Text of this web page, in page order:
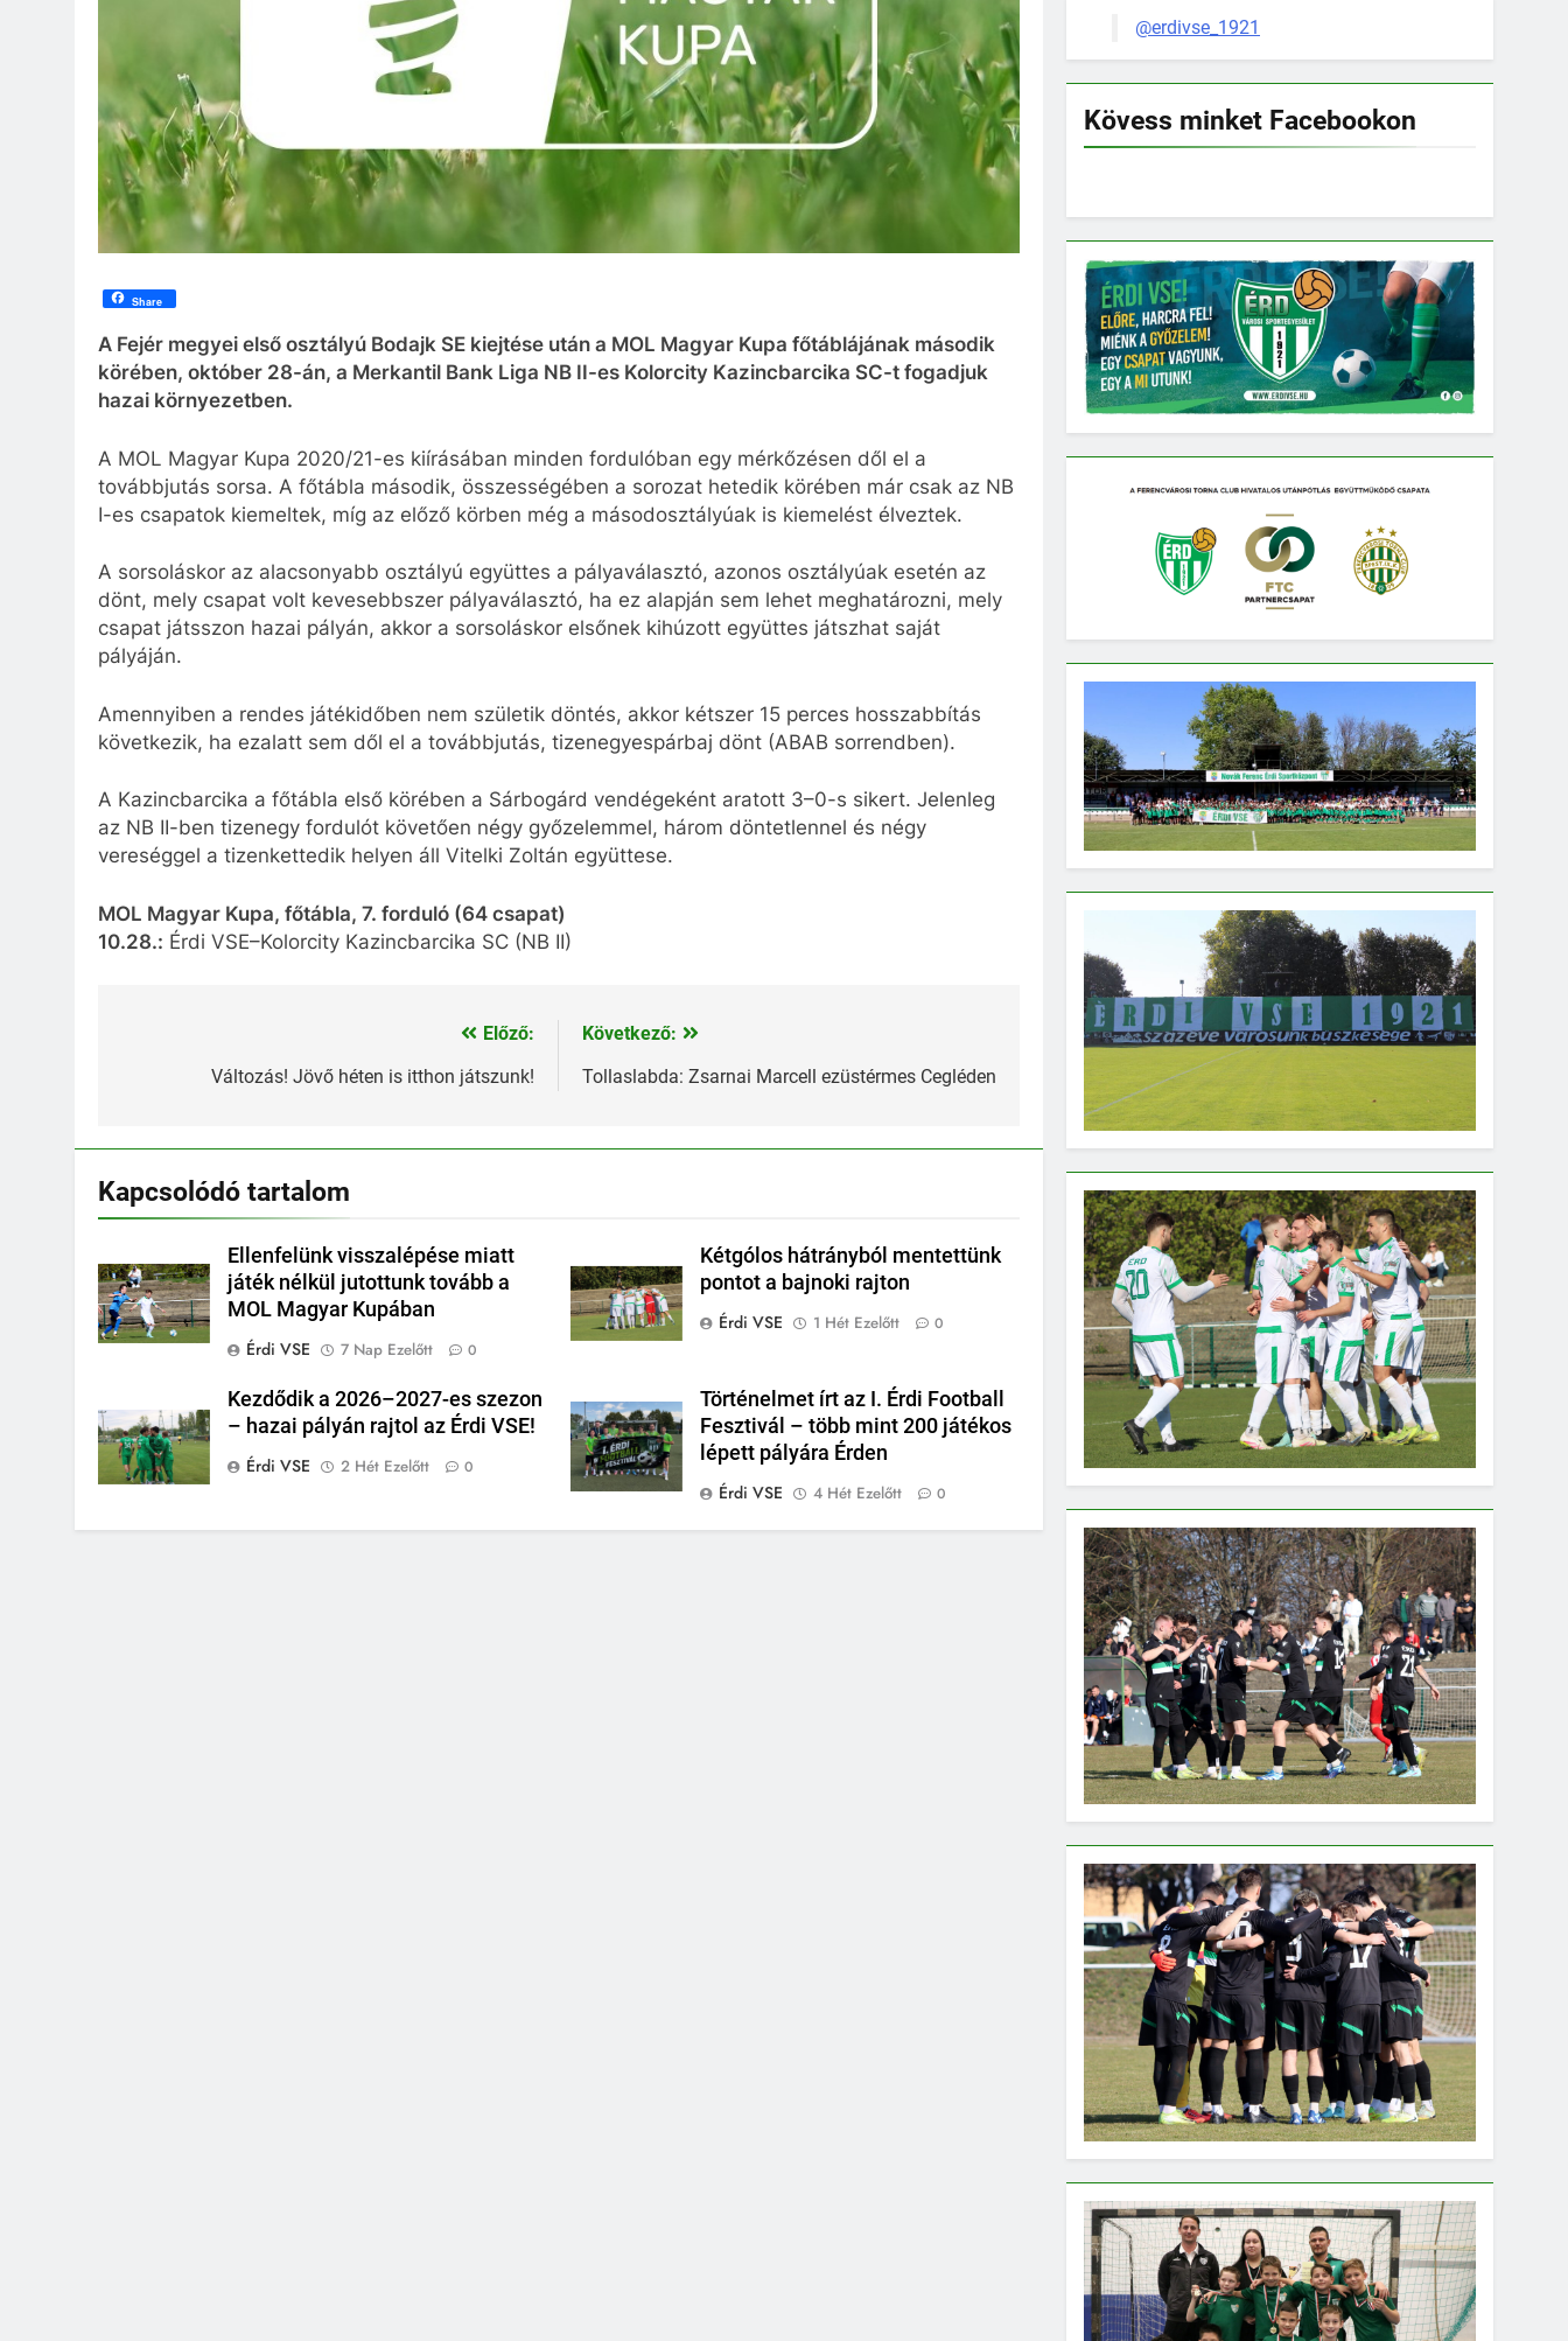
Share
A Fejér megyei első osztályú Bodajk SE kiejtése után a MOL Magyar Kupa főtáblájának második
körében, október 28-án, a Merkantil Bank Liga NB II-es Kolorcity Kazincbarcika SC-t fogadjuk
hazai környezetben.
A MOL Magyar Kupa 2020/21-es kiírásában minden fordulóban egy mérkőzésen dől el a
továbbjutás sorsa. A főtábla második, összességében a sorozat hetedik körében már csak az NB
I-es csapatok kiemeltek, míg az előző körben még a másodosztályúak is kiemelést élveztek.
A sorsoláskor az alacsonyabb osztályú együttes a pályaválasztó, azonos osztályúak esetén az
dönt, mely csapat volt kevesebbszer pályaválasztó, ha ez alapján sem lehet meghatározni, mely
csapat játsszon hazai pályán, akkor a sorsoláskor elsőnek kihúzott együttes játszhat saját
pályáján.
Amennyiben a rendes játékidőben nem születik döntés, akkor kétszer 15 perces hosszabbítás
következik, ha ezalatt sem dől el a továbbjutás, tizenegyespárbaj dönt (ABAB sorrendben).
A Kazincbarcika a főtábla első körében a Sárbogárd vendégeként aratott 3–0-s sikert. Jelenleg
az NB II-ben tizenegy fordulót követően négy győzelemmel, három döntetlennel és négy
vereséggel a tizenkettedik helyen áll Vitelki Zoltán együttese.
MOL Magyar Kupa, főtábla, 7. forduló (64 csapat)
10.28.: Érdi VSE–Kolorcity Kazincbarcika SC (NB II)
navigáció
Előző:
Változás! Jövő héten is itthon játszunk!
Következő:
Tollaslabda: Zsarnai Marcell ezüstérmes Cegléden
Kapcsolódó tartalom
Ellenfelünk visszalépése miatt
játék nélkül jutottunk tovább a
MOL Magyar Kupában
Érdi VSE
7 Nap Ezelőtt 0
Kétgólos hátrányból mentettünk
pontot a bajnoki rajton
Érdi VSE
1 Hét Ezelőtt 0
Kezdődik a 2026–2027-es szezon
– hazai pályán rajtol az Érdi VSE!
Érdi VSE
2 Hét Ezelőtt 0
Történelmet írt az I. Érdi Football
Fesztivál – több mint 200 játékos
lépett pályára Érden
Érdi VSE
4 Hét Ezelőtt 0
@erdivse_1921
Kövess minket Facebookon